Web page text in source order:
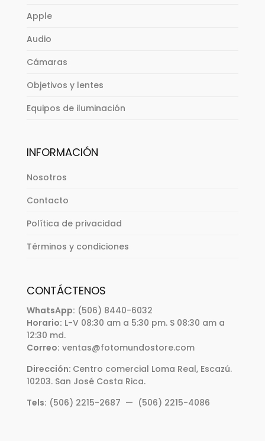
Apple
Audio
Cámaras
Objetivos y lentes
Equipos de iluminación
INFORMACIÓN
Nosotros
Contacto
Política de privacidad
Términos y condiciones
CONTÁCTENOS
WhatsApp: (506) 8440-6032
Horario: L-V 08:30 am a 5:30 pm. S 08:30 am a
12:30 md.
Correo: ventas@fotomundostore.com
Dirección: Centro comercial Loma Real, Escazú.
10203. San José Costa Rica.
Tels: (506) 2215-2687 — (506) 2215-4086